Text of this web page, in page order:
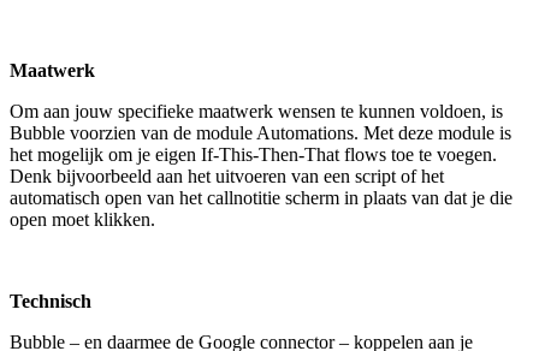
Maatwerk
Om aan jouw specifieke maatwerk wensen te kunnen voldoen, is
Bubble voorzien van de module Automations. Met deze module is
het mogelijk om je eigen If-This-Then-That flows toe te voegen.
Denk bijvoorbeeld aan het uitvoeren van een script of het
automatisch open van het callnotitie scherm in plaats van dat je die
open moet klikken.
Technisch
Bubble – en daarmee de Google connector – koppelen aan je